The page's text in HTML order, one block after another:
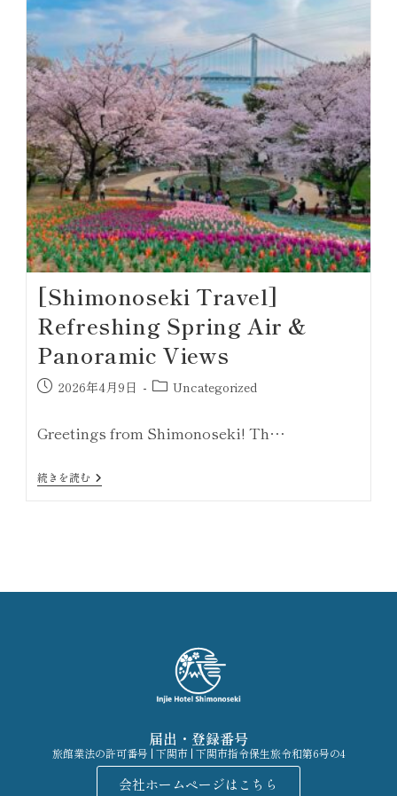
[Shimonoseki Travel]
Refreshing Spring Air &
Panoramic Views
2026年4月9日 Uncategorized
Greetings from Shimonoseki! Th…
続きを読む
届出・登録番号
旅館業法の許可番号 | 下関市 | 下関市指令保生旅令和第6号の4
会社ホームページはこちら